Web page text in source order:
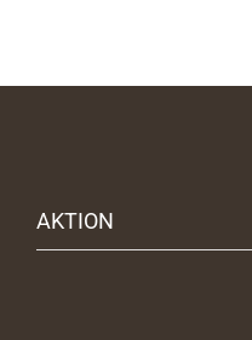
AKTION